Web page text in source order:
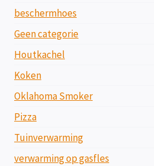
beschermhoes
Geen categorie
Houtkachel
Koken
Oklahoma Smoker
Pizza
Tuinverwarming
verwarming op gasfles